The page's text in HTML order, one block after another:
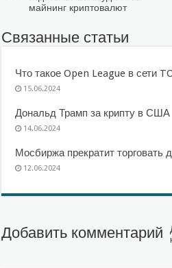
майнинг криптовалют
Связанные статьи
Что такое Open League в сети
15.06.2024
Дональд Трамп за крипту в США
14.06.2024
Мосбиржа прекратит торговать
12.06.2024
Добавить комментарий